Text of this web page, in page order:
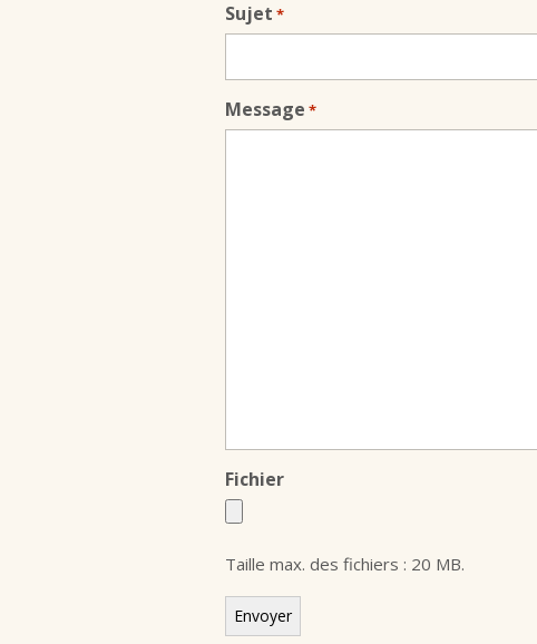
Sujet *
Message *
Fichier
Taille max. des fichiers : 20 MB.